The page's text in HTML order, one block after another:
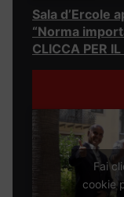
Sala d’Ercole
“Norma
CLICCA PER
Fai
cookie